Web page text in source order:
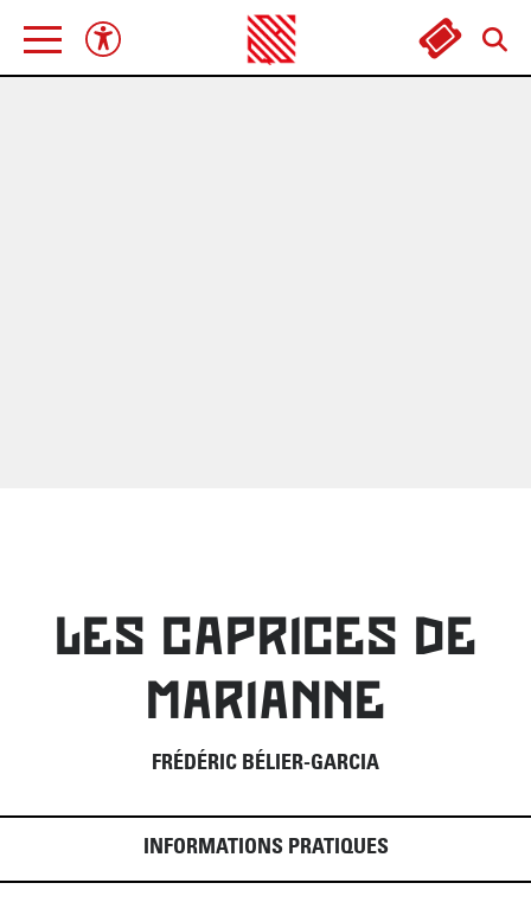
LES CAPRICES DE
MARIANNE
FRÉDÉRIC BÉLIER-GARCIA
INFORMATIONS PRATIQUES